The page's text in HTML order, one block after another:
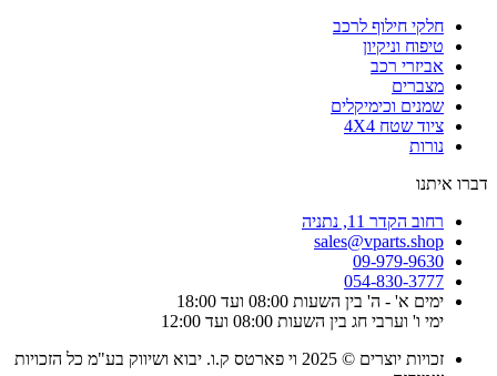
חלקי חילוף לרכב
טיפוח וניקיון
אביזרי רכב
מצברים
שמנים וכימיקלים
ציוד שטח 4X4
נורות
דברו איתנו
רחוב הקדר 11, נתניה
sales@vparts.shop
09-979-9630
054-830-3777
ימים א' - ה' בין השעות 08:00 ועד 18:00
ימי ו' וערבי חג בין השעות 08:00 ועד 12:00
זכויות יוצרים © 2025 וי פארטס ק.ו. יבוא ושיווק בע"מ כל הזכויות